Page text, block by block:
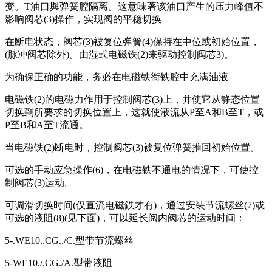
变。T油口與弹簧腔隔离。这意味著该油口产生的压力峰值不
影响阀芯(3)操作，实现阀的平稳切换
在断电状态，阀芯(3)被复位弹簧(4)保持在中位或初始位置，
(脉冲阀芯除外)。由湿式电磁铁(2)来驱动控制阀芯3)。
为确保正确的功能，务必在电磁铁衔铁腔中充满油液
电磁铁(2)的电磁力作用于控制阀芯(3)上，并使它从静态位置
切换到所要求的切换位置上，这就使液流从P至A和B至T，或
P至B和A至T流通。
当电磁铁(2)断电时，控制阀芯(3)被复位弹簧推回初始位置。
可选的手动应急操作(6)，在电磁铁不通电的情况下，可使控
制阀芯(3)运动。
可调滑切换时间(仅直流电磁鉄才有)，通过安装节流螺丝(7)或
可选的液阻(8)(见下面)，可以延长阅内阀芯的运动时间：
5-.WE10..CG../C.型带节流螺丝
5-WE10./.CG./A.型带液阻